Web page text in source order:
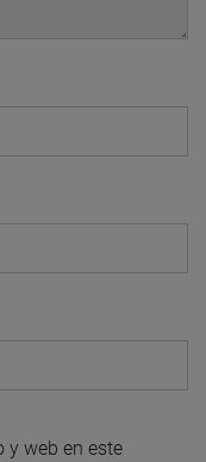
y web en este